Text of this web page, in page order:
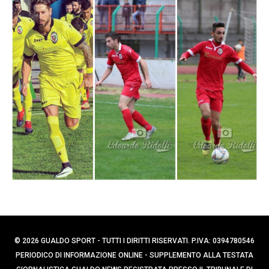
e
r
:
© 2026 GUALDO SPORT - TUTTI I DIRITTI RISERVATI. P.IVA: 0394780546
PERIODICO DI INFORMAZIONE ONLINE - SUPPLEMENTO ALLA TESTATA
e
r
c
a
p
e
r
: